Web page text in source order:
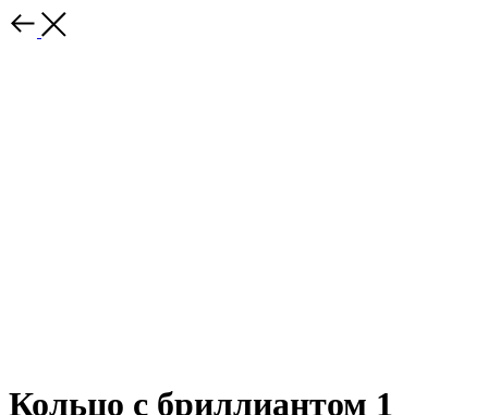
Кольцо с бриллиантом 1